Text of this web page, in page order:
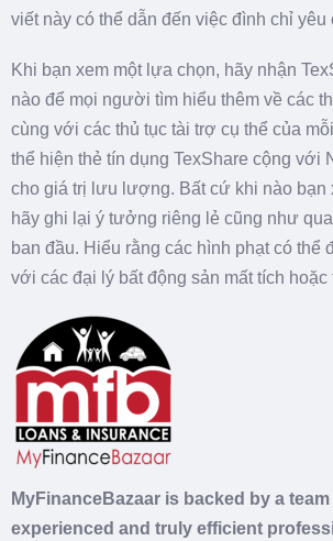
viết này có thể dẫn đến việc đình chỉ yêu
Khi bạn xem một lựa chọn, hãy nhận
nào để mọi người tìm hiểu thêm về các
cùng với các thủ tục tài trợ cụ thể của
thể hiện thẻ tín dụng TexShare cộng với
cho giá trị lưu lượng. Bất cứ khi nào bạn
hãy ghi lại ý tưởng riêng lẻ cũng như
ban đầu. Hiểu rằng các hình phạt có thể
với các đại lý bất động sản mất tích hoặc
MyFinanceBazaar is backed by a
experienced and truly efficient